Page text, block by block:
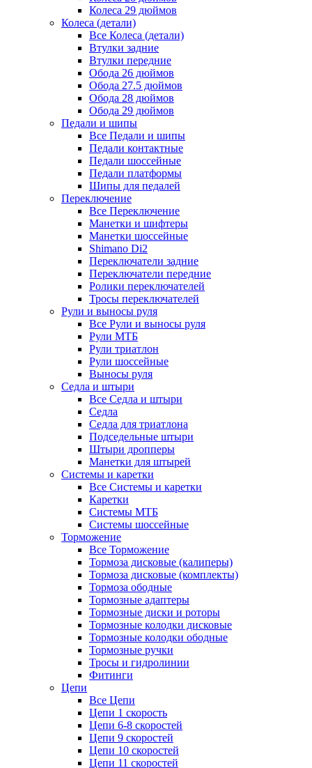
Колеса 29 дюймов
Колеса (детали)
Все Колеса (детали)
Втулки задние
Втулки передние
Обода 26 дюймов
Обода 27.5 дюймов
Обода 28 дюймов
Обода 29 дюймов
Педали и шипы
Все Педали и шипы
Педали контактные
Педали шоссейные
Педали платформы
Шипы для педалей
Переключение
Все Переключение
Манетки и шифтеры
Манетки шоссейные
Shimano Di2
Переключатели задние
Переключатели передние
Ролики переключателей
Тросы переключателей
Рули и выносы руля
Все Рули и выносы руля
Рули МТБ
Рули триатлон
Рули шоссейные
Выносы руля
Седла и штыри
Все Седла и штыри
Седла
Седла для триатлона
Подседельные штыри
Штыри дропперы
Манетки для штырей
Системы и каретки
Все Системы и каретки
Каретки
Системы МТБ
Системы шоссейные
Торможение
Все Торможение
Тормоза дисковые (калиперы)
Тормоза дисковые (комплекты)
Тормоза ободные
Тормозные адаптеры
Тормозные диски и роторы
Тормозные колодки дисковые
Тормозные колодки ободные
Тормозные ручки
Тросы и гидролинии
Фитинги
Цепи
Все Цепи
Цепи 1 скорость
Цепи 6-8 скоростей
Цепи 9 скоростей
Цепи 10 скоростей
Цепи 11 скоростей